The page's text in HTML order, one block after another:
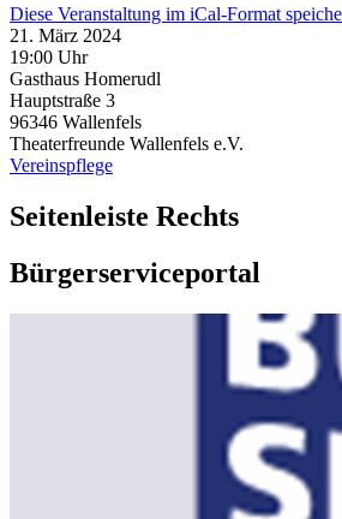
Diese Veranstaltung im iCal-Format
21. März 2024
19:00 Uhr
Gasthaus Homerudl
Hauptstraße 3
96346 Wallenfels
Theaterfreunde Wallenfels e.V.
Vereinspflege
Seitenleiste Rechts
Bürgerserviceportal